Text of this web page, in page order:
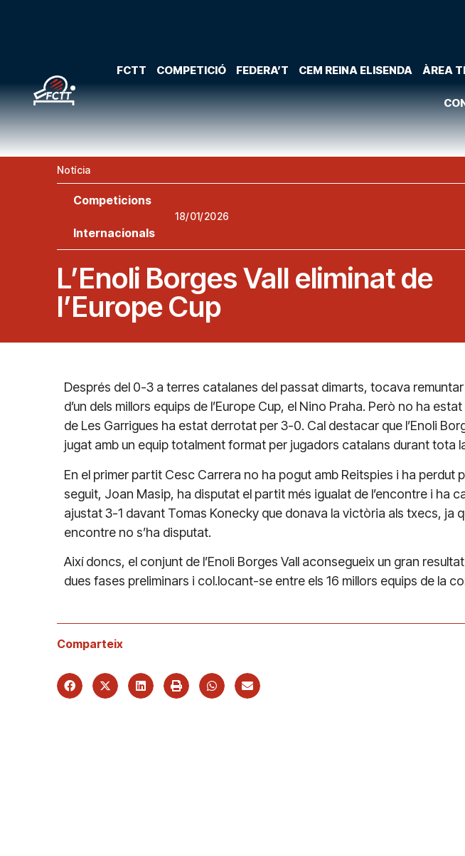
FCTT COMPETICIÓ FEDERA’T CEM REINA ELISENDA ÀREA
Notícia
Competicions
Internacionals
18/01/2026
L’Enoli Borges Vall eliminat de
l’Europe Cup
Després del 0-3 a terres catalanes del passat dimarts, tocava
d’un dels millors equips de l’Europe Cup, el Nino Praha. Però no ha estat
de Les Garrigues ha estat derrotat per 3-0. Cal destacar que l’Enoli
jugat amb un equip totalment format per jugadors catalans durant tota
En el primer partit Cesc Carrera no ha pogut amb Reitspies i ha perdut
seguit, Joan Masip, ha disputat el partit més igualat de l’encontre i ha
ajustat 3-1 davant Tomas Konecky que donava la victòria als txecs, ja
encontre no s’ha disputat.
Així doncs, el conjunt de l’Enoli Borges Vall aconsegueix un gran
dues fases preliminars i col.locant-se entre els 16 millors equips de la
Comparteix